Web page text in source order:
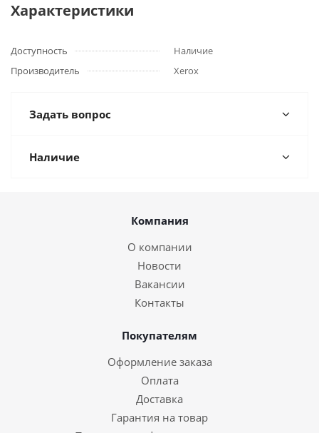
Характеристики
Доступность
Наличие
Производитель
Xerox
Задать вопрос
Наличие
Компания
О компании
Новости
Вакансии
Контакты
Покупателям
Оформление заказа
Оплата
Доставка
Гарантия на товар